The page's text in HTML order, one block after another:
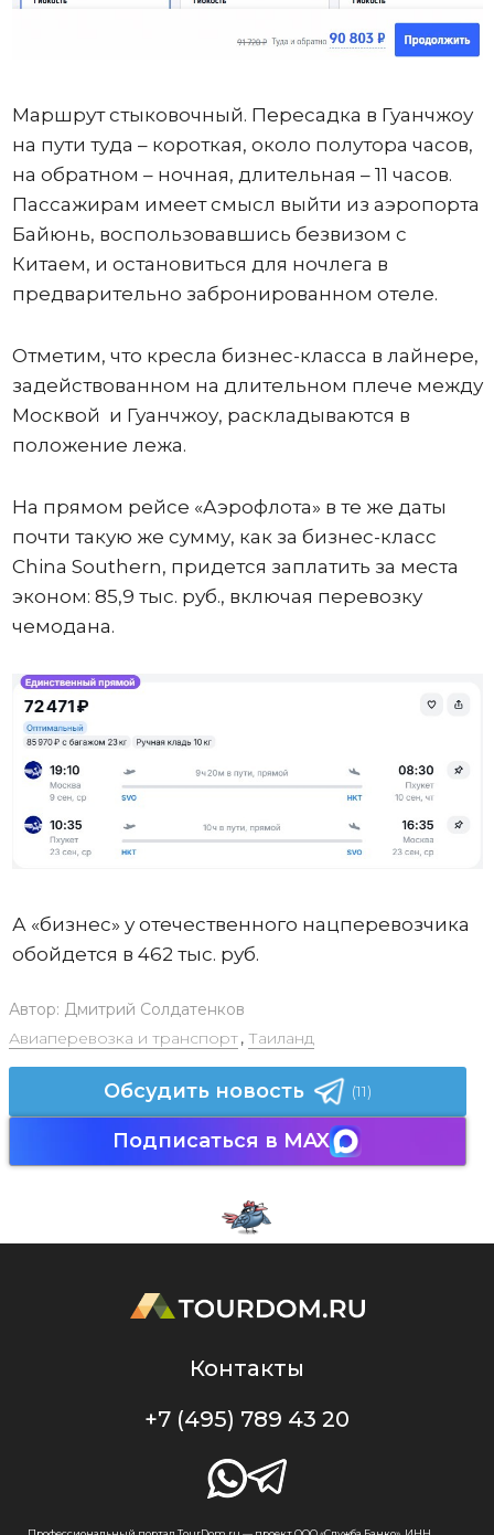
Маршрут стыковочный. Пересадка в Гуанчжоу
на пути туда – короткая, около полутора часов,
на обратном – ночная, длительная – 11 часов.
Пассажирам имеет смысл выйти из аэропорта
Байюнь, воспользовавшись безвизом с
Китаем, и остановиться для ночлега в
предварительно забронированном отеле.
Отметим, что кресла бизнес-класса в лайнере,
задействованном на длительном плече между
Москвой и Гуанчжоу, раскладываются в
положение лежа.
На прямом рейсе «Аэрофлота» в те же даты
почти такую же сумму, как за бизнес-класс
China Southern, придется заплатить за места
эконом: 85,9 тыс. руб., включая перевозку
чемодана.
А «бизнес» у отечественного нацперевозчика
обойдется в 462 тыс. руб.
Автор: Дмитрий Солдатенков
Авиаперевозка и транспорт, Таиланд
Обсудить новость (11)
Подписаться в MAX
Контакты
+7 (495) 789 43 20